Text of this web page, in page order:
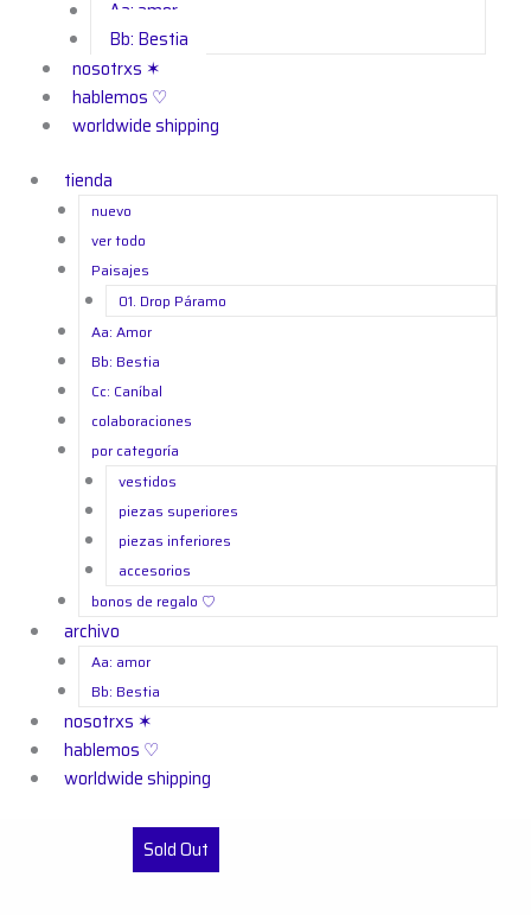
Aa: amor
Bb: Bestia
nosotrxs ✶
hablemos ♡
worldwide shipping
tienda
nuevo
ver todo
Paisajes
01. Drop Páramo
Aa: Amor
Bb: Bestia
Cc: Caníbal
colaboraciones
por categoría
vestidos
piezas superiores
piezas inferiores
accesorios
bonos de regalo ㅤ♡
archivo
Aa: amor
Bb: Bestia
nosotrxs ✶
hablemos ♡
worldwide shipping
Sold Out